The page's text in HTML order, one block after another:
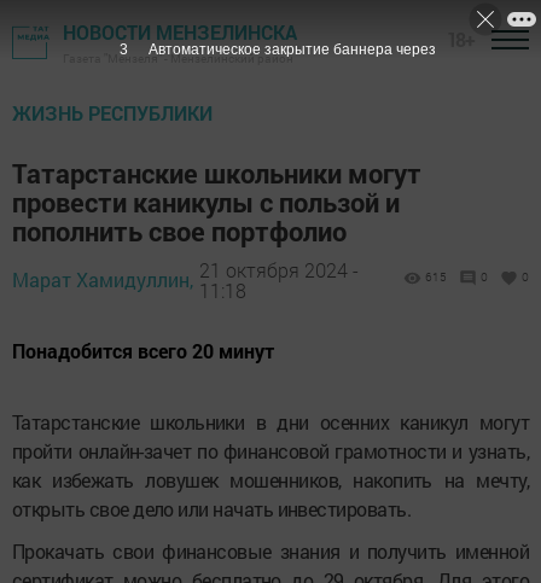
НОВОСТИ МЕНЗЕЛИНСКА
Газета "Мензеля" - Мензелинский район
ЖИЗНЬ РЕСПУБЛИКИ
Татарстанские школьники могут
провести каникулы с пользой и
пополнить свое портфолио
Марат Хамидуллин, 21 октября 2024 -
11:18
615 0 0
Понадобится всего 20 минут
Татарстанские школьники в дни осенних каникул могут
пройти онлайн-зачет по финансовой грамотности и узнать,
как избежать ловушек мошенников, накопить на мечту,
открыть свое дело или начать инвестировать.
Прокачать свои финансовые знания и получить именной
1 Автоматическое закрытие баннера через